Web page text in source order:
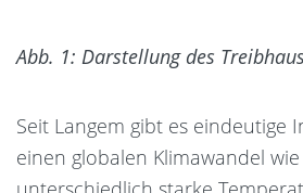
Abb. 1: Darstellung des
Seit Langem gibt es eindeutige
einen globalen Klimawandel